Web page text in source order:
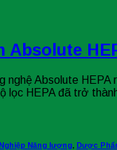
Absolute
nghệ Absolute
HEPA đã trở
Năng lượng Dược